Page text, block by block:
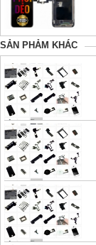
SẢN PHẢM KHÁC